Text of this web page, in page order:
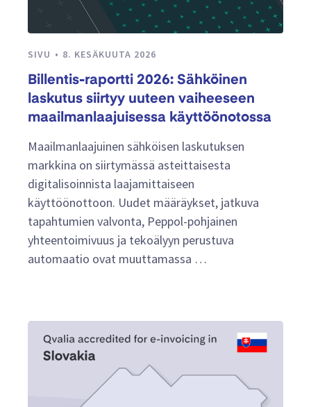
SIVU 8. KESÄKUUTA 2026
Billentis-raportti 2026: Sähköinen
laskutus siirtyy uuteen vaiheeseen
maailmanlaajuisessa käyttöönotossa
Maailmanlaajuinen sähköisen laskutuksen
markkina on siirtymässä asteittaisesta
digitalisoinnista laajamittaiseen
käyttöönottoon. Uudet määräykset, jatkuva
tapahtumien valvonta, Peppol-pohjainen
yhteentoimivuus ja tekoälyyn perustuva
automaatio ovat muuttamassa …